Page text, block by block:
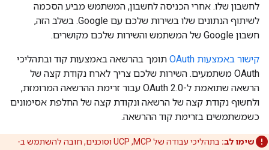
לחשבון שלו. אחרי הכניסה לחשבון, המשתמש מביע הסכמה
לשיתוף הנתונים שלו בשירות שלכם עם Google. בשלב הזה,
חשבון Google של המשתמש והשירות שלכם מקושרים.
קישור באמצעות OAuth
תומך בהרשאה באמצעות קוד ובתהליכי
OAuth משתמעים. השירות שלכם צריך לארח נקודת קצה של
הרשאה שתואמת ל-OAuth 2.0 עבור זרימת ההרשאה המרומזת,
ולחשוף נקודת קצה של הרשאה ונקודת קצה של החלפת אסימונים
כשמשתמשים בזרימת קוד ההרשאה.
שימו לב:
בתהליכי עבודה של MCP,‏ UCP וסוכנים, חובה להשתמש ב-